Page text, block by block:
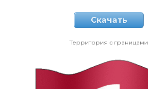
Скачать
Территория с границами